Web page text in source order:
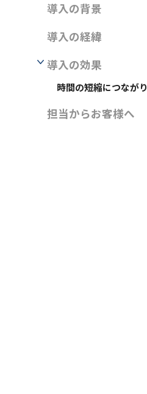
導入の背景
導入の経緯
導入の効果
時間の短縮につなが
担当からお客様へ